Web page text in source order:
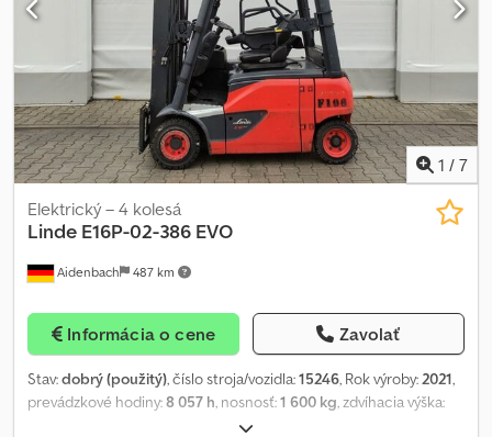
1 / 7
Aidenbach 487 km
Elektrický – 4 kolesá
Linde E16P-02-386 EVO
Informácia o cene Zavolať
Stav:dobrý (použitý), číslo stroja/vozidla:15246, Rok výroby:2021,
prevádzkové hodiny:8 057 h, nosnosť:1 600 kg, zdvíhacia výška:
2 990 mm